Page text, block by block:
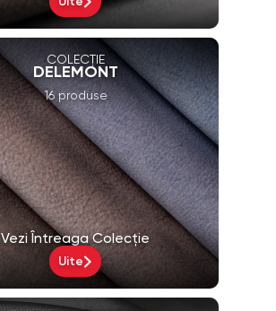
COLECȚIE
DELEMONT
16 produse
Vezi Întreaga Colecție
Uite